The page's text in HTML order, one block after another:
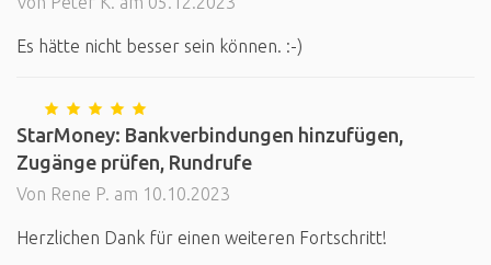
Es hätte nicht besser sein können. :-)
StarMoney: Bankverbindungen hinzufügen,
Zugänge prüfen, Rundrufe
Von Rene P. am 10.10.2023
Herzlichen Dank für einen weiteren Fortschritt!